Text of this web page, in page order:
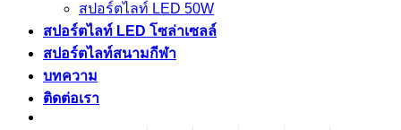
สปอร์ตไลท์ LED 50W
สปอร์ตไลท์ LED โซล่าเซลล์
สปอร์ตไลท์สนามกีฬา
บทความ
ติดต่อเรา